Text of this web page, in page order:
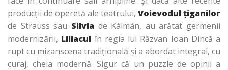
producţii de operetă ale teatrului, Voievodul ţiganilor
de Strauss sau Silviade Kálmán, au arătat germenii
modernizării, Liliacul în regia lui Răzvan Ioan Dincă a
rupt cu mizanscena tradiţională şi a abordat integral, cu
curaj, cheia modernă. Sigur că un puzzle de opinii a